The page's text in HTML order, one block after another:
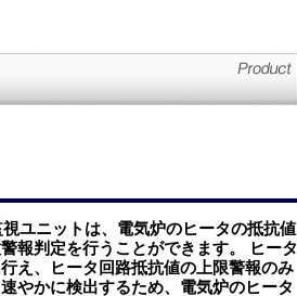
ユニットは、電気炉のヒータの抵抗値
報判定を行うことができます。 ヒータ
え、ヒータ回路抵抗値の上限警報のみ
やかに検出するため、電気炉のヒータ